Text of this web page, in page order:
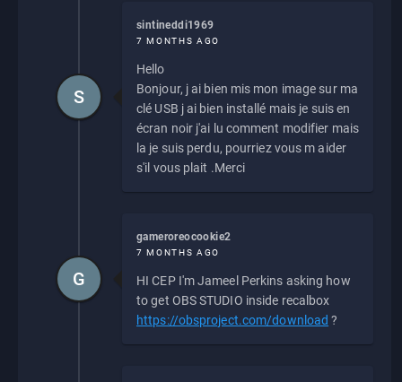
sintineddi1969
7 MONTHS AGO
Hello
Bonjour, j ai bien mis mon image sur ma
clé USB j ai bien installé mais je suis en
écran noir j'ai lu comment modifier mais
la je suis perdu, pourriez vous m aider
s'il vous plait .Merci
S
gameroreocookie2
7 MONTHS AGO
HI CEP I'm Jameel Perkins asking how
to get OBS STUDIO inside recalbox
https://obsproject.com/download ?
G